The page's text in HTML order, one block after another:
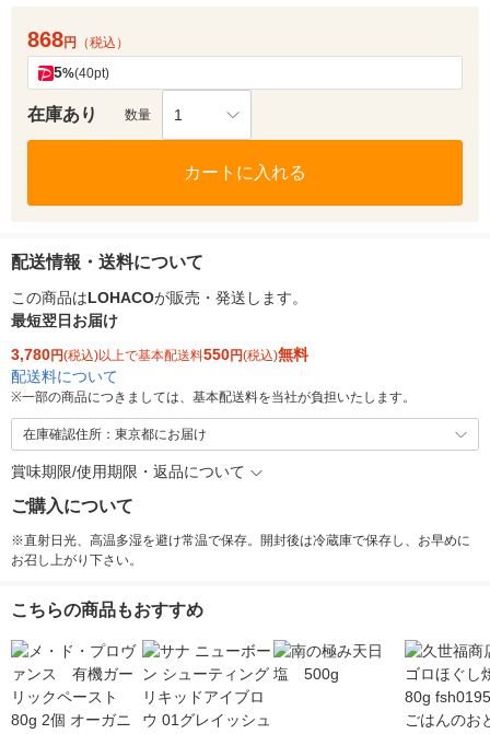
868円 （税込）
5%(40pt)
在庫あり 数量 1
カートに入れる
配送情報・送料について
この商品はLOHACOが販売・発送します。
最短翌日お届け
3,780円(税込)以上で基本配送料550円(税込)無料
配送料について
※一部の商品につきましては、基本配送料を当社が負担いたします。
在庫確認住所：東京都にお届け
賞味期限/使用期限・返品について
ご購入について
※直射日光、高温多湿を避け常温で保存。開封後は冷蔵庫で保存し、お早めに
お召し上がり下さい。
こちらの商品もおすすめ